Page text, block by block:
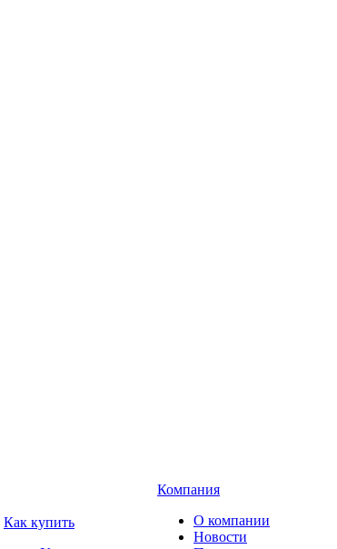
Как купить
Компания
О компании
Новости